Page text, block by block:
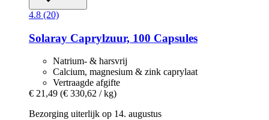
4.8 (20)
Solaray Caprylzuur, 100 Capsules
Natrium- & harsvrij
Calcium, magnesium & zink caprylaat
Vertraagde afgifte
€ 21,49 (€ 330,62 / kg)
Bezorging uiterlijk op 14. augustus